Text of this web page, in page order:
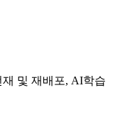
및 재배포, AI학습